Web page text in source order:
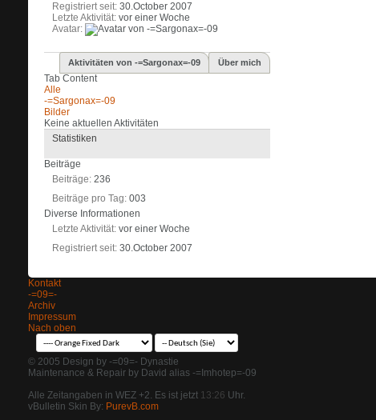
Registriert seit 30.October 2007
Letzte Aktivität vor einer Woche
Avatar
Aktivitäten von -=Sargonax=-09 Über mich
Tab Content
Alle
-=Sargonax=-09
Bilder
Keine aktuellen Aktivitäten
Statistiken
Beiträge
Beiträge 236
Beiträge pro Tag 003
Diverse Informationen
Letzte Aktivität vor einer Woche
Registriert seit 30.October 2007
Kontakt
-=09=-
Archiv
Impressum
Nach oben
© 2005 Design by -=09=- Dynastie
Maintenance & Repair by David alias -=Imhotep=-09
Alle Zeitangaben in WEZ +2. Es ist jetzt 13:26 Uhr.
vBulletin Skin By: PurevB.com